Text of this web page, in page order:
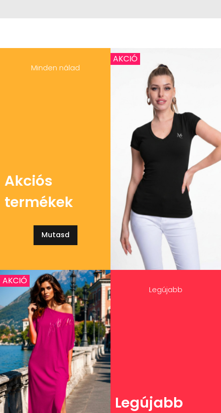
Minden nálad
Akciós
termékek
Mutasd
AKCIÓ
Legújabb
Legújabb
AKCIÓ